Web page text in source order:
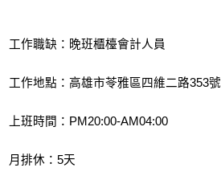
工作職缺：晚班櫃檯會計人員
工作地點：高雄市苓雅區四維二路353號
上班時間：PM20:00-AM04:00
月排休：5天